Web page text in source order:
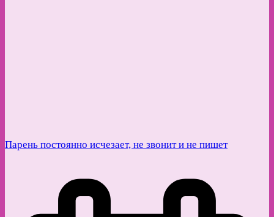
Парень постоянно исчезает, не звонит и не пишет